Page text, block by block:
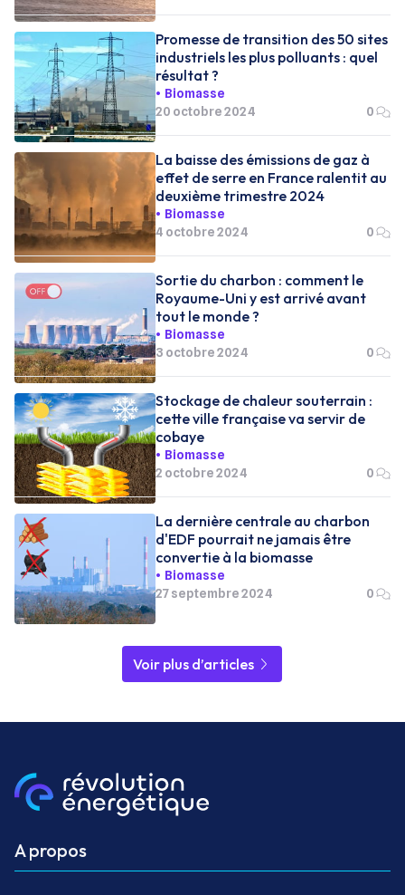
Promesse de transition des 50 sites
industriels les plus polluants : quel
résultat ?
Biomasse
20 octobre 2024
0
La baisse des émissions de gaz à
effet de serre en France ralentit au
deuxième trimestre 2024
Biomasse
4 octobre 2024
0
Sortie du charbon : comment le
Royaume-Uni y est arrivé avant
tout le monde ?
Biomasse
3 octobre 2024
0
Stockage de chaleur souterrain :
cette ville française va servir de
cobaye
Biomasse
2 octobre 2024
0
La dernière centrale au charbon
d'EDF pourrait ne jamais être
convertie à la biomasse
Biomasse
27 septembre 2024
0
Voir plus d’articles
A propos